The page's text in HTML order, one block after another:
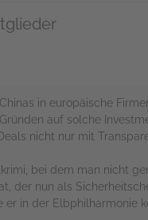
in europäische
auf solche
nicht nur mit
bei dem man nicht
der nun als
er in der